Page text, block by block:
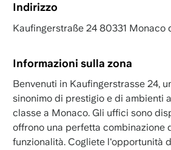
Indirizzo
Kaufingerstraße 24 80331 Monaco
Informazioni sulla zona
Benvenuti in Kaufingerstrasse 24,
sinonimo di prestigio e di ambienti
classe a Monaco. Gli uffici sono
offrono una perfetta combinazione
funzionalità. Cogliete l'opportunità